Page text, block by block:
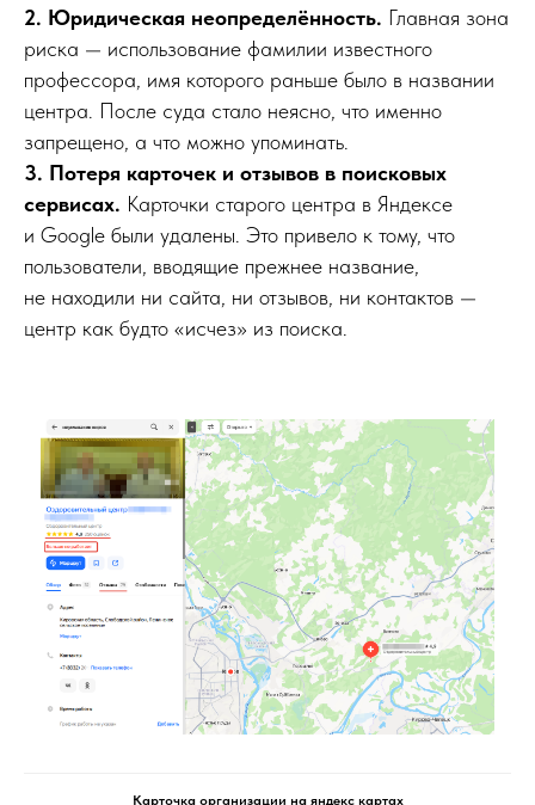
2. Юридическая неопределённость. Главная зона
риска — использование фамилии известного
профессора, имя которого раньше было в названии
центра. После суда стало неясно, что именно
запрещено, а что можно упоминать.
3. Потеря карточек и отзывов в поисковых
сервисах. Карточки старого центра в Яндексе
и Google были удалены. Это привело к тому, что
пользователи, вводящие прежнее название,
не находили ни сайта, ни отзывов, ни контактов —
центр как будто «исчез» из поиска.
Карточка организации на яндекс картах